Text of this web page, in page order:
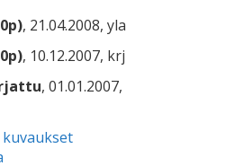
, 21.04.2008, yla
, 10.12.2007, krj
, 01.01.2007,